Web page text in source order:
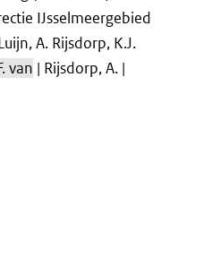
IJsselmeergebied
A. Rijsdorp, K.J.
van | Rijsdorp, A. |